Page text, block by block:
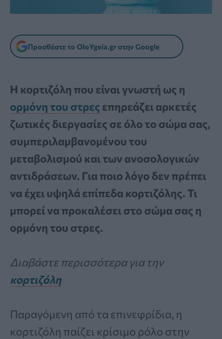
Προσθέστε το OloYgeia.gr στην Google
Η κορτιζόλη που είναι γνωστή ως η
ορμόνη του στρες επηρεάζει αρκετές
ζωτικές διεργασίες σε όλο το σώμα σας,
συμπεριλαμβανομένου του
μεταβολισμού και των ανοσολογικών
αντιδράσεων. Για ποιο λόγο δεν πρέπει
να έχει υψηλά επίπεδα κορτιζόλης. Τι
μπορεί να προκαλέσει στο σώμα σας η
ορμόνη του στρες.
Διαβάστε περισσότερα για την
κορτιζόλη
Παραγόμενη από τα επινεφρίδια, η
κορτιζόλη παίζει κρίσιμο ρόλο στην